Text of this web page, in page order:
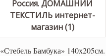
«Стебель Бамбука» 140х205см.